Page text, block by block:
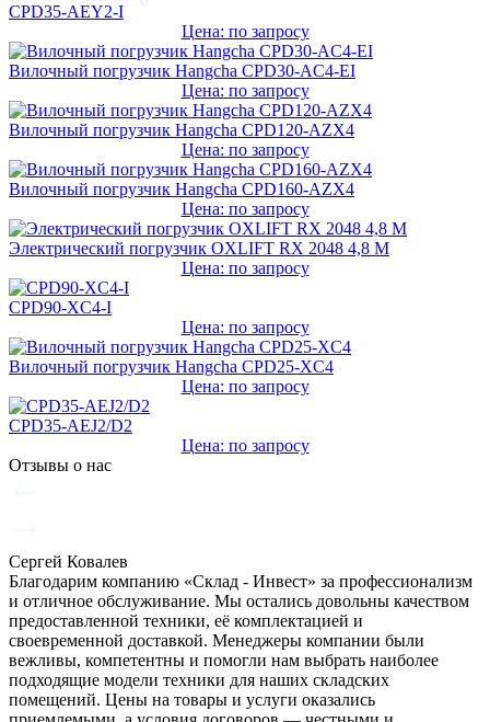
CPD35-AEY2-I
Цена: по запросу
Вилочный погрузчик Hangcha CPD30-AC4-EI
Цена: по запросу
Вилочный погрузчик Hangcha CPD120-AZX4
Цена: по запросу
Вилочный погрузчик Hangcha CPD160-AZX4
Цена: по запросу
Электрический погрузчик OXLIFT RX 2048 4,8 М
Цена: по запросу
CPD90-XC4-I
Цена: по запросу
Вилочный погрузчик Hangcha CPD25-XC4
Цена: по запросу
CPD35-AEJ2/D2
Цена: по запросу
Отзывы о нас
Сергей Ковалев
Благодарим компанию «Склад - Инвест» за профессионализм
и отличное обслуживание. Мы остались довольны качеством
предоставленной техники, её комплектацией и
своевременной доставкой. Менеджеры компании были
вежливы, компетентны и помогли нам выбрать наиболее
подходящие модели техники для наших складских
помещений. Цены на товары и услуги оказались